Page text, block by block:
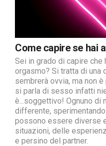
Come capire se hai
Sei in grado di capire che
orgasmo? Si tratta di una
sembrerà ovvia, ma non
si parla di sesso infatti
è...soggettivo! Ognuno di
differente,
possono essere diverse
situazioni, delle
e persino del partner.